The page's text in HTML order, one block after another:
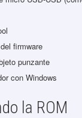
firmware
punzante
con Windows
la ROM